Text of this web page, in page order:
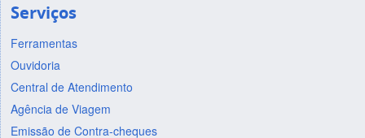
Serviços
Ferramentas
Ouvidoria
Central de Atendimento
Agência de Viagem
Emissão de Contra-cheques